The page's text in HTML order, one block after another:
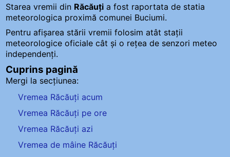
Starea vremii din Răcăuți a fost raportata de statia
meteorologica proximă comunei Buciumi.
Pentru afișarea stării vremii folosim atât stații
meteorologice oficiale cât și o rețea de senzori meteo
independenți.
Cuprins pagină
Mergi la secțiunea:
Vremea Răcăuți acum
Vremea Răcăuți pe ore
Vremea Răcăuți azi
Vremea de mâine Răcăuți